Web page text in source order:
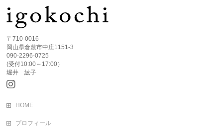
〒710-0016
岡山県倉敷市中庄1151-3
090-2296-0725
(受付10:00～17:00）
堀井 紘子
HOME
プロフィール